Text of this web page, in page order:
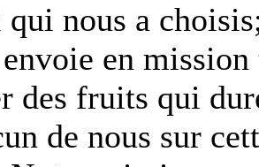
qui nous a
en
des fruits qui
de nous sur